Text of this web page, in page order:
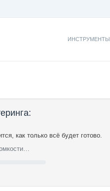
ИНСТРУМЕНТЫ
как только всё будет готово.